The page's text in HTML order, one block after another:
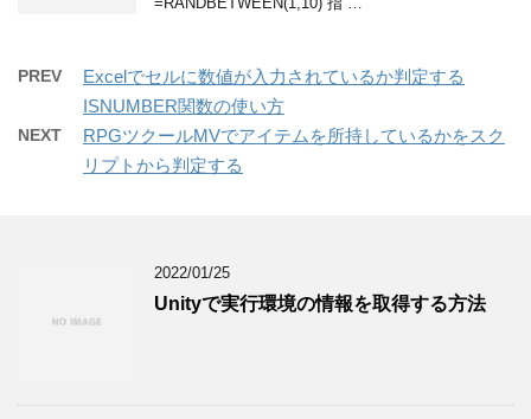
PREV
Excelでセルに数値が入力されているか判定する
ISNUMBER関数の使い方
NEXT
RPGツクールMVでアイテムを所持しているかをスク
リプトから判定する
2022/01/25
Unityで実行環境の情報を取得する方法